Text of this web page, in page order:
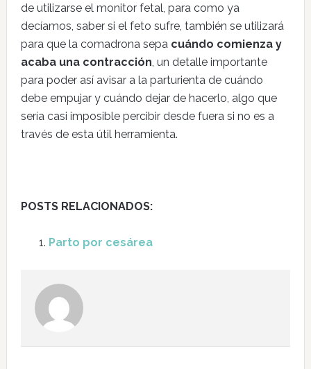
de utilizarse el monitor fetal, para como ya
decíamos, saber si el feto sufre, también se utilizará
para que la comadrona sepa cuándo comienza y
acaba una contracción, un detalle importante
para poder así avisar a la parturienta de cuándo
debe empujar y cuándo dejar de hacerlo, algo que
sería casi imposible percibir desde fuera si no es a
través de esta útil herramienta.
POSTS RELACIONADOS:
Parto por cesárea